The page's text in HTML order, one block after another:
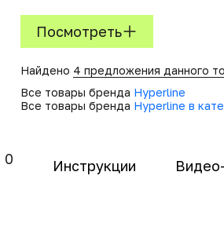
Посмотреть
Найдено 4 предложения данного
Все товары бренда Hyperline
Все товары бренда Hyperline в
0 Инструкции